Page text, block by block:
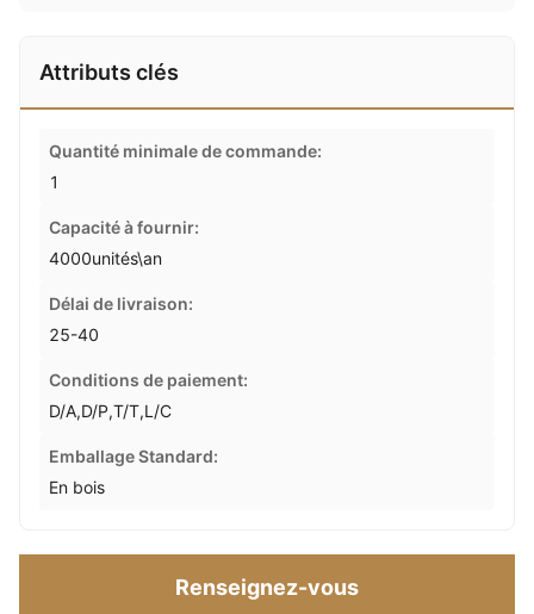
Attributs clés
Quantité minimale de commande:
1
Capacité à fournir:
4000unités\an
Délai de livraison:
25-40
Conditions de paiement:
D/A,D/P,T/T,L/C
Emballage Standard:
En bois
Renseignez-vous